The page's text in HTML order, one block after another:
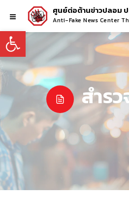
Open toolbar
ศูนย์ต่อต้านข่าวปลอม ป
Anti-Fake News Center
สำร